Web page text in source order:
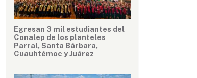
Egresan 3 mil estudiantes del
Conalep de los planteles
Parral, Santa Bárbara,
Cuauhtémoc y Juárez